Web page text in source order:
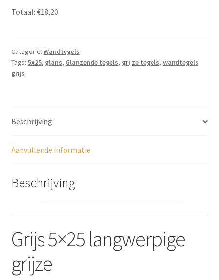
Totaal: €18,20
Categorie: Wandtegels
Tags: 5x25, glans, Glanzende tegels, grijze tegels, wandtegels
grijs
Beschrijving
Aanvullende informatie
Beschrijving
Grijs 5×25 langwerpige
grijze